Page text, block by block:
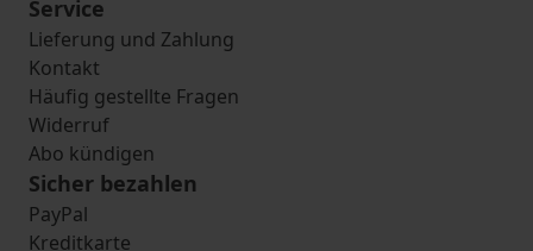
Service
Lieferung und Zahlung
Kontakt
Häufig gestellte Fragen
Widerruf
Abo kündigen
Sicher bezahlen
PayPal
Kreditkarte